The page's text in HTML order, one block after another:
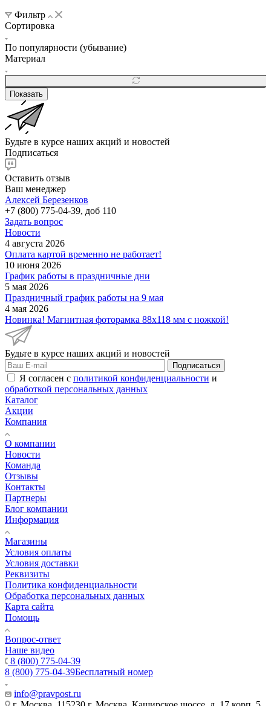
Фильтр
Сортировка
По популярности (убывание)
Материал
Показать
Будьте в курсе наших акций и новостей
Подписаться
Оставить отзыв
Ваш менеджер
Алексей Березенков
+7 (800) 775-04-39, доб 110
Задать вопрос
Новости
4 августа 2026
Оплата картой временно не работает!
10 июня 2026
График работы в праздничные дни
5 мая 2026
Праздничный график работы на 9 мая
4 мая 2026
Новинка! Магнитная фоторамка 88х118 мм с ножкой!
Будьте в курсе наших акций и новостей
Подписаться
Я согласен с политикой конфиденциальности и
обработкой персональных данных
Каталог
Акции
Компания
О компании
Новости
Команда
Отзывы
Контакты
Партнеры
Блог компании
Информация
Магазины
Условия оплаты
Условия доставки
Реквизиты
Политика конфиденциальности
Обработка персональных данных
Карта сайта
Помощь
Вопрос-ответ
Наше видео
8 (800) 775-04-39
8 (800) 775-04-39Бесплатный номер
info@pravpost.ru